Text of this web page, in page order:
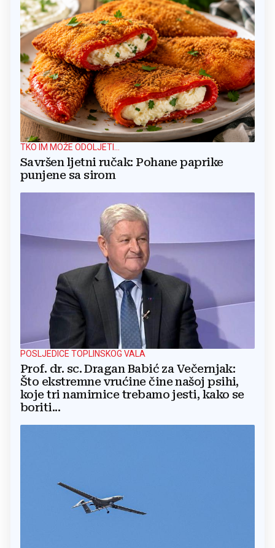
TKO IM MOŽE ODOLJETI...
Savršen ljetni ručak: Pohane paprike
punjene sa sirom
POSLJEDICE TOPLINSKOG VALA
Prof. dr. sc. Dragan Babić za Večernjak:
Što ekstremne vrućine čine našoj psihi,
koje tri namirnice trebamo jesti, kako se
boriti...